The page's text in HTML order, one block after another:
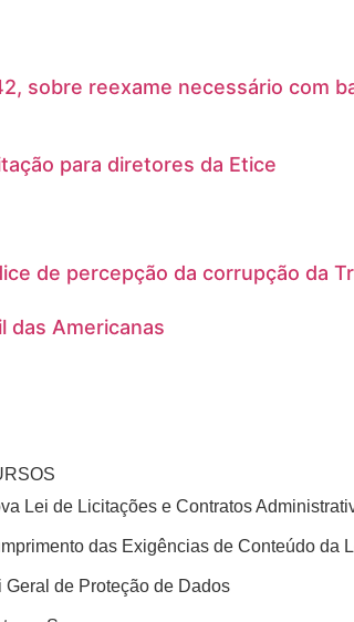
sobre reexame necessário com
para diretores da Etice
de percepção da corrupção da
das Americanas
Lei de Licitações e Contratos
das Exigências de Conteúdo da
Geral de Proteção de Dados